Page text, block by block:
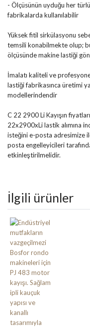
- Ölçüsünün uyduğu her
fabrikalarda kullanılabilir
Yüksek fitil sirkülasyonu
temsili konabilmekte olup;
ölçüsünde makine lastiği
İmalatı kaliteli ve
lastiği fabrikasınca üretimi
modellerindendir
C 22 2900 Li Kayışın
22x2900xLi lastik alımına
isteğini e-posta adresimize
posta engelleyicileri
etkinleştirilmelidir.
İlgili ürünler